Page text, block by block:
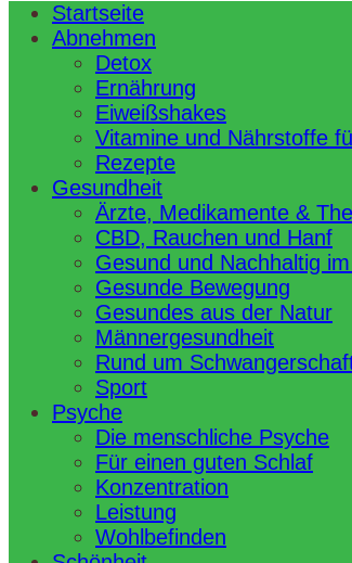
Startseite
Abnehmen
Detox
Ernährung
Eiweißshakes
Vitamine und Nährstoffe
Rezepte
Gesundheit
Ärzte, Medikamente &
CBD, Rauchen und Hanf
Gesund und Nachhaltig
Gesunde Bewegung
Gesundes aus der Natur
Männergesundheit
Rund um
Sport
Psyche
Die menschliche Psyche
Für einen guten Schlaf
Konzentration
Leistung
Wohlbefinden